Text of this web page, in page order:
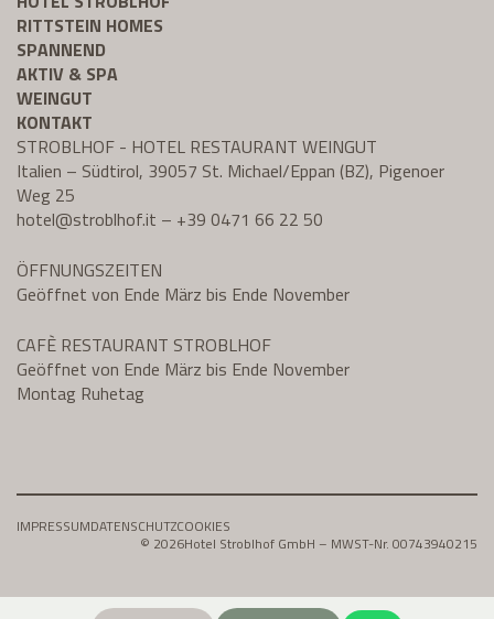
RITTSTEIN HOMES
SPANNEND
AKTIV & SPA
WEINGUT
KONTAKT
STROBLHOF - HOTEL RESTAURANT WEINGUT
Italien – Südtirol, 39057 St. Michael/Eppan (BZ), Pigenoer
Weg 25
hotel@stroblhof.it – +39 0471 66 22 50
ÖFFNUNGSZEITEN
Geöffnet von Ende März bis Ende November
CAFÈ RESTAURANT STROBLHOF
Geöffnet von Ende März bis Ende November
Montag Ruhetag
IMPRESSUMDATENSCHUTZCOOKIES
© 2026Hotel Stroblhof GmbH – MWST-Nr. 00743940215